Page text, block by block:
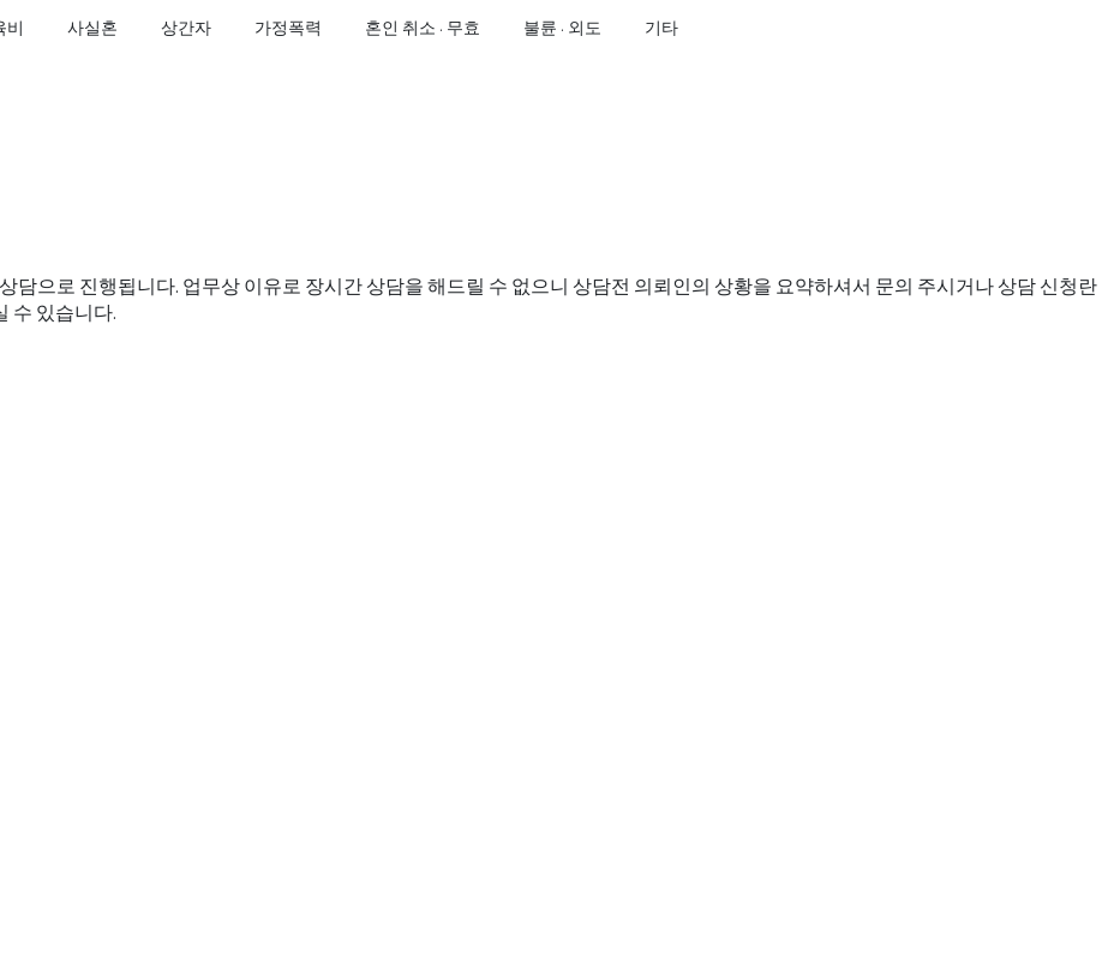
비 사실혼 상간자 가정폭력 혼인 취소 · 무효 불륜 · 외도 기타
담으로 진행됩니다. 업무상 이유로 장시간 상담을 해드릴 수 없으니 상담전 의뢰인의 상황을 요약하셔서 문의 주시거나 상담 신청란
수 있습니다.